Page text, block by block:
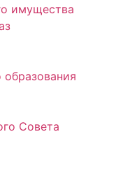
имущества
Совета